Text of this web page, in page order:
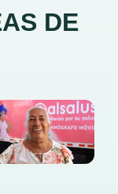
DE